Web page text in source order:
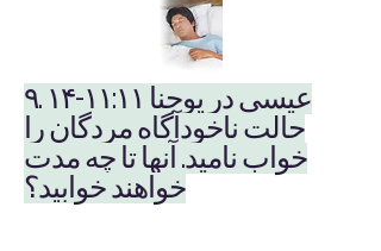
۹. عیسی در یوحنا ۱۱:۱۱-۱۴
حالت ناخودآگاه مردگان را
خواب نامید. آنها تا چه مدت
خواهند خوابید؟